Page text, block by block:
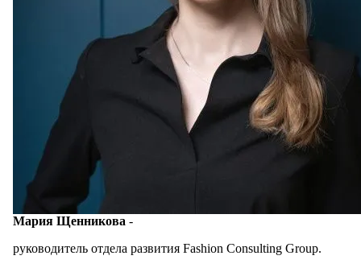
Мария Щенникова -
руководитель отдела развития Fashion Consulting Group.